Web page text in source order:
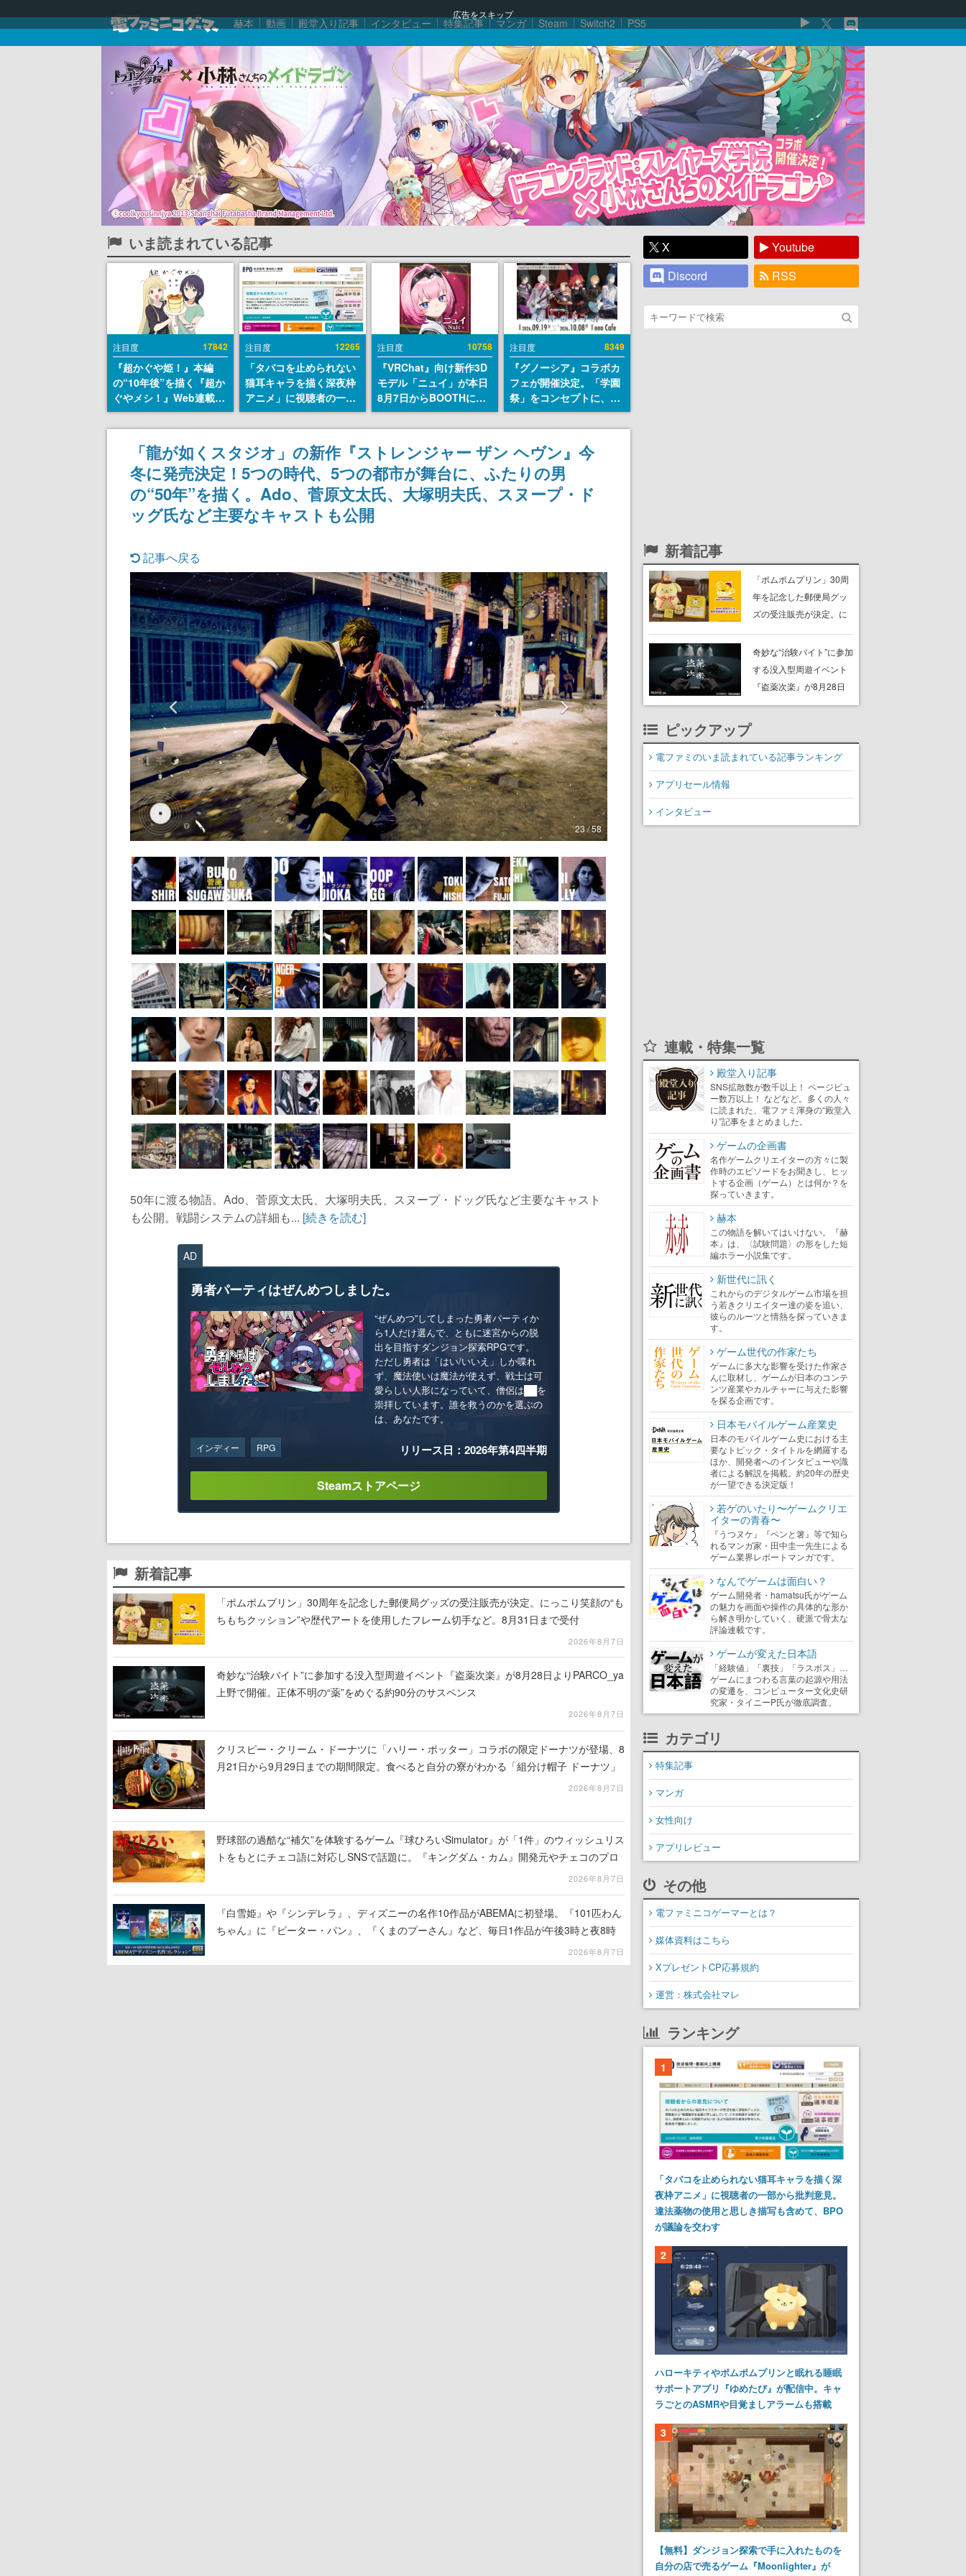
広告をスキップ
赫本 動画 殿堂入り記事 インタビュー 特集記事 マンガ Steam Switch2 PS5
いま読まれている記事
注目度 17842
『超かぐや姫！』本編
の“10年後”を描く『超か
ぐやメシ！』Web連載決
定。新たなWebマンガレ
ーベル「ビビビコミッ
ク」にて特別話が掲載ス
タート、あのお話には…
まだ続きがある！
注目度 12265
「タバコを止められない
猫耳キャラを描く深夜枠
アニメ」に視聴者の一部
から批判意見。違法薬物
の使用と思しき描写も含
めて、BPOが議論を交わ
す
注目度 10758
『VRChat』向け新作3D
モデル「ニュイ」が本日
8月7日からBOOTHにて
発売。瞳に光る星や感情
豊かな表情が、小悪魔か
わいい
注目度 8349
『グノーシア』コラボカ
フェが開催決定。「学園
祭」をコンセプトに、模
擬店やセツやSQ、ラキオ
たちが学祭バンドを楽し
む様子を切り取った新グ
ッズが展開
「龍が如くスタジオ」の新作『ストレンジャー ザン ヘヴン』今
冬に発売決定！5つの時代、5つの都市が舞台に、ふたりの男
の“50年”を描く。Ado、菅原文太氏、大塚明夫氏、スヌープ・ド
ッグ氏など主要なキャストも公開
記事へ戻る
23 / 58
50年に渡る物語。Ado、菅原文太氏、大塚明夫氏、スヌープ・ドッグ氏など主要なキャスト
も公開。戦闘システムの詳細も... [続きを読む]
AD
勇者パーティはぜんめつしました。
“ぜんめつ”してしまった勇者パーティか
ら1人だけ選んで、ともに迷宮からの脱
出を目指すダンジョン探索RPGです。
ただし勇者は「はい/いいえ」しか喋れ
ず、魔法使いは魔法が使えず、戦士は可
愛らしい人形になっていて、僧侶は██を
崇拝しています。誰を救うのかを選ぶの
は、あなたです。
インディー RPG リリース日：2026年第4四半期
Steamストアページ
新着記事
「ポムポムプリン」30周年を記念した郵便局グッズの受注販売が決定。にっこり笑顔の“も
ちもちクッション”や歴代アートを使用したフレーム切手など。8月31日まで受付
2026年8月7日
奇妙な“治験バイト”に参加する没入型周遊イベント『盗薬次楽』が8月28日よりPARCO_ya
上野で開催。正体不明の“薬”をめぐる約90分のサスペンス
2026年8月7日
クリスピー・クリーム・ドーナツに「ハリー・ポッター」コラボの限定ドーナツが登場、8
月21日から9月29日までの期間限定。食べると自分の寮がわかる「組分け帽子 ドーナツ」
2026年8月7日
野球部の過酷な“補欠”を体験するゲーム『球ひろいSimulator』が「1件」のウィッシュリス
トをもとにチェコ語に対応しSNSで話題に。『キングダム・カム』開発元やチェコのプロ
2026年8月7日
『白雪姫』や『シンデレラ』、ディズニーの名作10作品がABEMAに初登場。『101匹わん
ちゃん』に『ピーター・パン』、『くまのプーさん』など、毎日1作品が午後3時と夜8時
2026年8月7日
X
Youtube
Discord
RSS
新着記事
「ポムポムプリン」30周
年を記念した郵便局グッ
ズの受注販売が決定。に
ッション”や歴代アートを
使用したフレーム切手な
ど。8月31日まで受付
奇妙な“治験バイト”に参加
する没入型周遊イベント
『盗薬次楽』が8月28日
よりPARCO_ya上野で開
ピックアップ
電ファミのいま読まれている記事ランキング
アプリセール情報
インタビュー
連載・特集一覧
殿堂入り記事
SNS拡散数が数千以上！ ページビュ
ー数万以上！ などなど。多くの人々
に読まれた、電ファミ渾身の“殿堂入
り”記事をまとめました。
ゲームの企画書
名作ゲームクリエイターの方々に製
作時のエピソードをお聞きし、ヒッ
トする企画（ゲーム）とは何か？を
探っていきます。
赫本
この物語を解いてはいけない。『赫
本』は、〈試験問題〉の形をした短
編ホラー小説集です。
新世代に訊く
これからのデジタルゲーム市場を担
う若きクリエイター達の姿を追い、
彼らのルーツと情熱を探っていきま
す。
ゲーム世代の作家たち
ゲームに多大な影響を受けた作家さ
んに取材し、ゲームが日本のコンテ
ンツ産業やカルチャーに与えた影響
を探る企画です。
日本モバイルゲーム産業史
日本のモバイルゲーム史における主
要なトピック・タイトルを網羅する
ほか、開発者へのインタビューや識
者による解説を掲載。約20年の歴史
が一望できる決定版！
若ゲのいたり〜ゲームクリエ
イターの青春〜
『うつヌケ』『ペンと箸』等で知ら
れるマンガ家・田中圭一先生による
ゲーム業界レポートマンガです。
なんでゲームは面白い？
ゲーム開発者・hamatsu氏がゲーム
の魅力を画面や操作の具体的な形か
ら解き明かしていく、硬派で骨太な
評論連載です。
ゲームが変えた日本語
「経験値」「裏技」「ラスボス」…
ゲームにまつわる言葉の起源や用法
の変遷を、コンピューター文化史研
究家・タイニーP氏が徹底調査。
カテゴリ
特集記事
マンガ
女性向け
アプリレビュー
その他
電ファミニコゲーマーとは？
媒体資料はこちら
XプレゼントCP応募規約
運営：株式会社マレ
ランキング
1
「タバコを止められない猫耳キャラを描く深
夜枠アニメ」に視聴者の一部から批判意見。
違法薬物の使用と思しき描写も含めて、BPO
が議論を交わす
2
ハローキティやポムポムプリンと眠れる睡眠
サポートアプリ『ゆめたび』が配信中。キャ
ラごとのASMRや目覚ましアラームも搭載
3
【無料】ダンジョン探索で手に入れたものを
自分の店で売るゲーム『Moonlighter』が